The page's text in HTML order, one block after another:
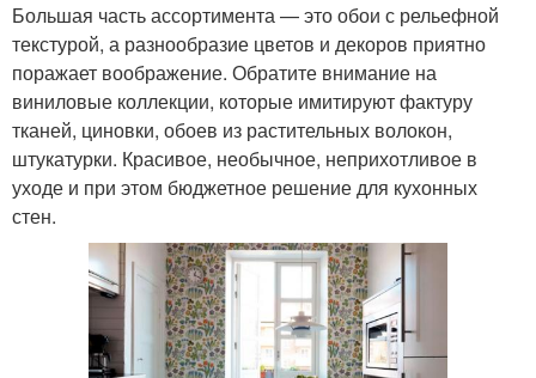
Большая часть ассортимента — это обои с рельефной
текстурой, а разнообразие цветов и декоров приятно
поражает воображение. Обратите внимание на
виниловые коллекции, которые имитируют фактуру
тканей, циновки, обоев из растительных волокон,
штукатурки. Красивое, необычное, неприхотливое в
уходе и при этом бюджетное решение для кухонных
стен.